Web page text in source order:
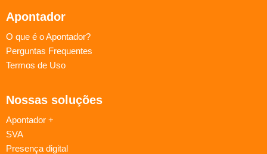
Apontador
O que é o Apontador?
Perguntas Frequentes
Termos de Uso
Nossas soluções
Apontador +
SVA
Presença digital